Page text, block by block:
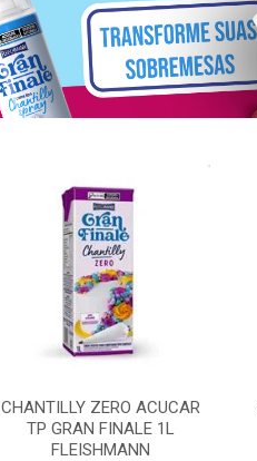
CHANTILLY ZERO ACUCAR
TP GRAN FINALE 1L
FLEISHMANN